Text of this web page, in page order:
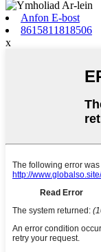
Anfon E-bost
8615811818506
x